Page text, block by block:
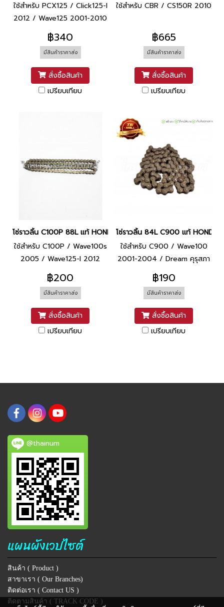
ใช้สำหรับ PCX125 / Click125-I
2012 / Wave125 2001-2010
/ เบส125 (Best125)
฿340
มีสินค้าราคาส่ง
สั่งซื้อสินค้า
เปรียบเทียบ
ใช้สำหรับ CBR / CS150R 2010
฿665
มีสินค้าราคาส่ง
สั่งซื้อสินค้า
เปรียบเทียบ
โซ่ราวลิ้น C100P 88L แท้ HONDA
ใช้สำหรับ C100P / Wave100s
2005 / Wave125-I 2012
฿200
มีสินค้าราคาส่ง
สั่งซื้อสินค้า
เปรียบเทียบ
โซ่ราวลิ้น 84L C900 แท้ HONDA
ใช้สำหรับ C900 / Wave100
2001-2004 / Dream คุรุสภา
฿190
มีสินค้าราคาส่ง
สั่งซื้อสินค้า
เปรียบเทียบ
@thainum
แผนผังเวปไซต์
สินค้า ( Product )
สาขาเรา ( Our Branches)
ติดต่อเรา ( Contact US )
ติดตามสินค้า ( TRACK CODE )